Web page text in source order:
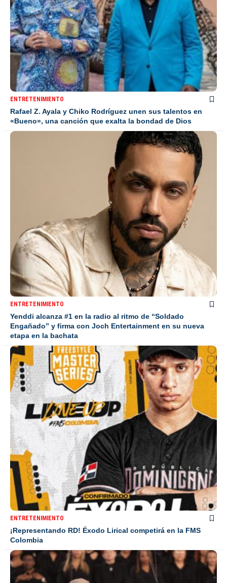
ENTRETENIMIENTO
Rafael Z. Ayala y Chiko Rodríguez unen sus talentos en
«Bueno», una canción que exalta la bondad de Dios
ENTRETENIMIENTO
Yenddi alcanza #1 en la radio al ritmo de “Soldado
Engañado” y firma con Joch Entertainment en su nueva
etapa en la bachata
ENTRETENIMIENTO
¡Representando RD! Éxodo Lirical competirá en la FMS
Colombia